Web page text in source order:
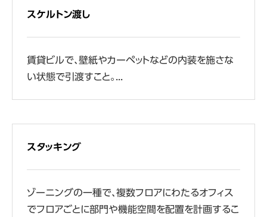
スケルトン渡し
賃貸ビルで、壁紙やカーペットなどの内装を施さな
い状態で引渡すこと。...
スタッキング
ゾーニングの一種で、複数フロアにわたるオフィス
でフロアごとに部門や機能空間を配置を計画するこ